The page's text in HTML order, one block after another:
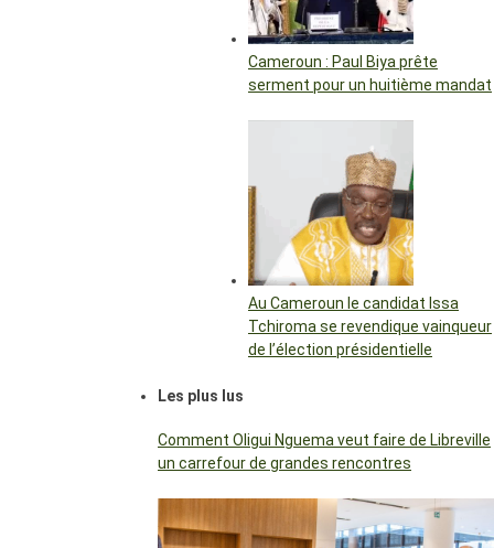
Cameroun : Paul Biya prête
serment pour un huitième mandat
Au Cameroun le candidat Issa
Tchiroma se revendique vainqueur
de l’élection présidentielle
Les plus lus
Comment Oligui Nguema veut faire de Libreville
un carrefour de grandes rencontres